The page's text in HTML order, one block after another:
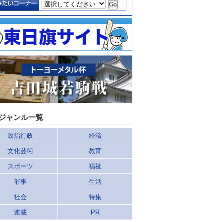
ャンル一覧
政治行政 経済
文化芸術 教育
スポーツ 福祉
催事 生活
社会 特集
連載 PR